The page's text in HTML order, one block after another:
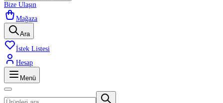
Bize Ulaşın
Mağaza
Ara
İstek Listesi
Hesap
Menü